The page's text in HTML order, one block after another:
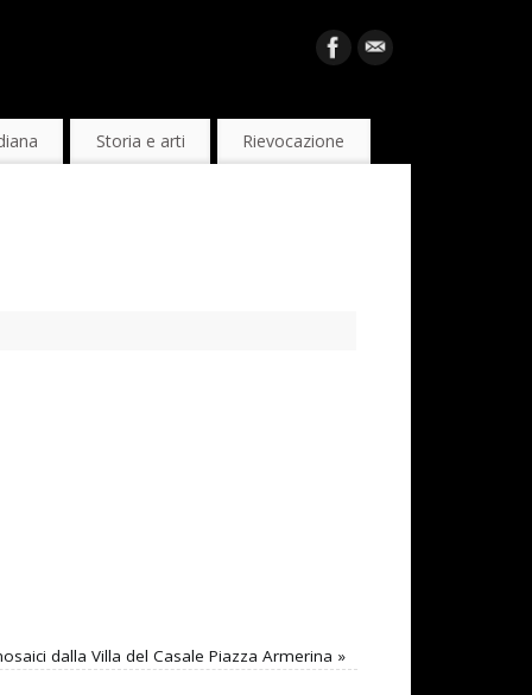
Storia e arti Rievocazione
dalla Villa del Casale Piazza Armerina »